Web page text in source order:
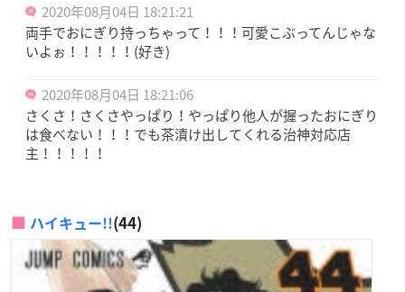
2020年08月04日 18:21:21
両手でおにぎり持っちゃって！！！可愛こぶってんじゃな
いよぉ！！！！！(好き)
2020年08月04日 18:21:06
さくさ！さくさやっぱり！やっぱり他人が握ったおにぎり
は食べない！！！でも茶漬け出してくれる治神対応店
主！！！！！
ハイキュー!!(44)